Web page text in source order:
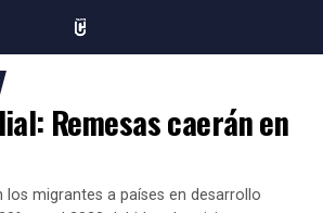
Remesas caerán en
los migrantes a países en desarrollo